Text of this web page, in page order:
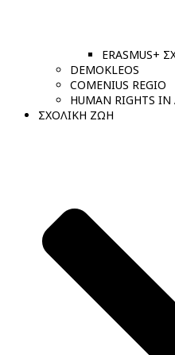
ERASMUS+
DEMOKLEOS
COMENIUS REGIO
HUMAN RIGHTS IN
ΣΧΟΛΙΚΗ ΖΩΗ